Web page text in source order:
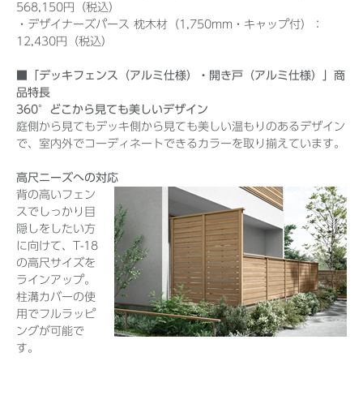
568,150円（税込）
・デザイナーズパース 枕木材（1,750mm・キャップ付）：
12,430円（税込）
■「デッキフェンス（アルミ仕様）・開き戸（アルミ仕様）」商
品特長
360°どこから見ても美しいデザイン
庭側から見てもデッキ側から見ても美しい温もりのあるデザイン
で、室内外でコーディネートできるカラーを取り揃えています。
高尺ニーズへの対応
背の高いフェン
スでしっかり目
隠しをしたい方
に向けて、T-18
の高尺サイズを
ラインアップ。
柱溝カバーの使
用でフルラッピ
ングが可能で
す。